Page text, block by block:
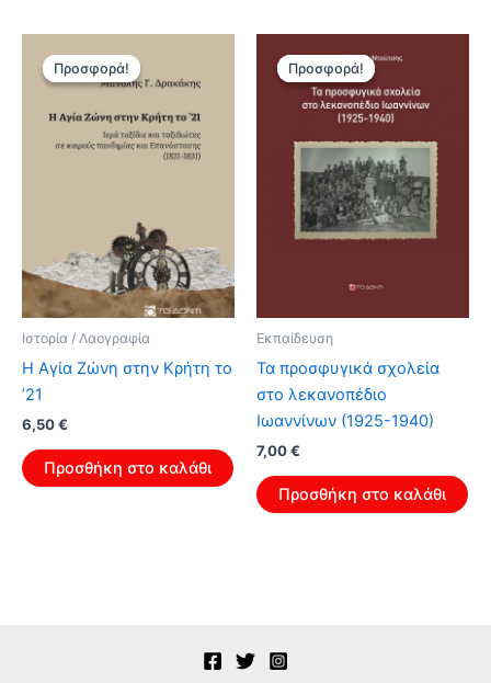
Προσφορά!
Προσφορά!
Ιστορία / Λαογραφία
Η Αγία Ζώνη στην Κρήτη το
’21
Original
was:
10,40 €.
6,50€
τιμή
είναι:
Προσθήκη στο καλάθι
Προσφορά!
Προσφορά!
Εκπαίδευση
Τα προσφυγικά σχολεία
στο λεκανοπέδιο
Ιωαννίνων (1925-1940)
Original
was:
11,20 €.
7,00€
τιμή
είναι:
Προσθήκη στο καλάθι